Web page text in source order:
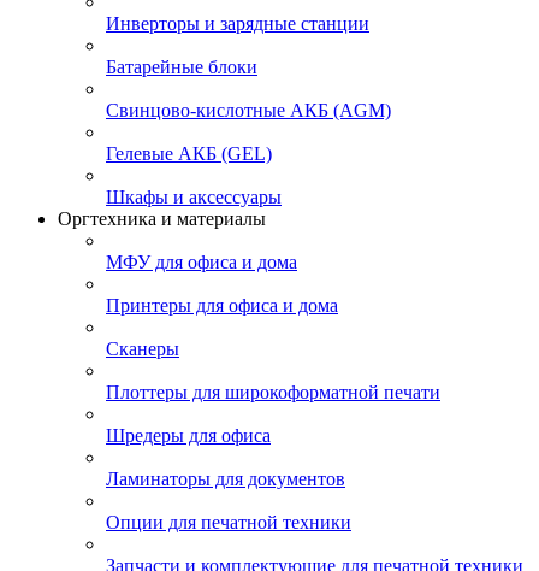
Инверторы и зарядные станции
Батарейные блоки
Свинцово-кислотные АКБ (AGM)
Гелевые АКБ (GEL)
Шкафы и аксессуары
Оргтехника и материалы
МФУ для офиса и дома
Принтеры для офиса и дома
Сканеры
Плоттеры для широкоформатной печати
Шредеры для офиса
Ламинаторы для документов
Опции для печатной техники
Запчасти и комплектующие для печатной техники